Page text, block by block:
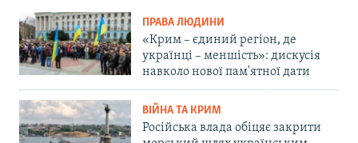
ПРАВА ЛЮДИНИ
«Крим – єдиний регіон, де
українці – меншість»: дискусія
навколо нової пам'ятної дати
ВІЙНА ТА КРИМ
Російська влада обіцяє закрити